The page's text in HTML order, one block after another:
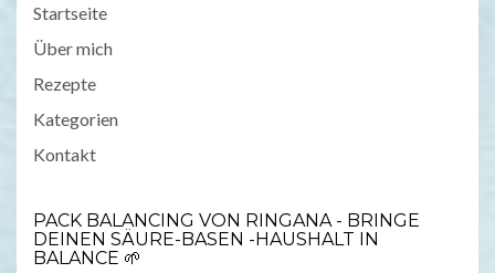
Startseite
Über mich
Rezepte
Kategorien
Kontakt
PACK BALANCING VON RINGANA - BRINGE
DEINEN SÄURE-BASEN -HAUSHALT IN
BALANCE 🌱